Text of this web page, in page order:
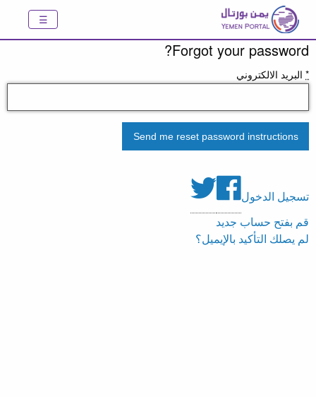
Forgot your password?
* البريد الالكتروني
تسجيل الدخول
قم بفتح حساب جديد
لم يصلك التأكيد بالإيميل؟